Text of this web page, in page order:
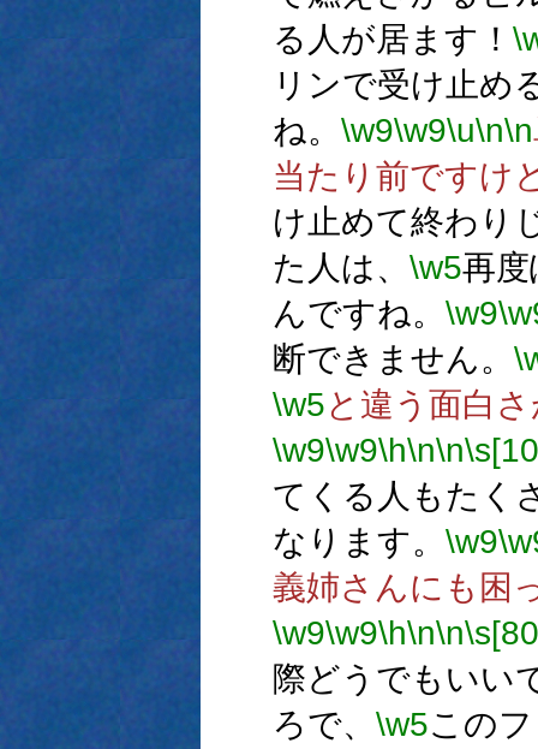
る人が居ます！
リンで受け止め
ね。 \w9\w9\u\n\n
当たり前ですけ
け止めて終わり
た人は、 \w5再
んですね。 \w9
断できません。
\w5と違う面白
\w9\w9\h\n\n
てくる人もたく
なります。 \w9
義姉さんにも困
\w9\w9\h\n\n
際どうでもいい
ろで、 \w5この